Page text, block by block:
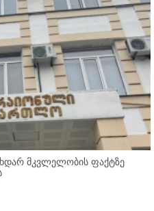
მკვლელობის ფაქტზე